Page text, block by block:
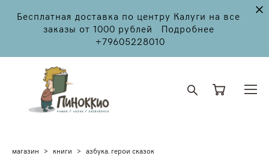
Бесплатная доставка по центру Калуги на все
заказы от 1000 рублей Подробнее
+79605228010
магазин > книги > азбука. герои сказок